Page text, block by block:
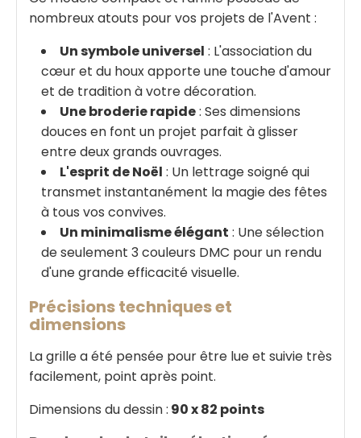
nombreux atouts pour vos projets de l'Avent :
Un symbole universel : L'association du
cœur et du houx apporte une touche d'amour
et de tradition à votre décoration.
Une broderie rapide: Ses dimensions
douces en font un projet parfait à glisser
entre deux grands ouvrages.
L'esprit de Noël : Un lettrage soigné qui
transmet instantanément la magie des fêtes
à tous vos convives.
Un minimalisme élégant : Une sélection
de seulement 3 couleurs DMC pour un rendu
d'une grande efficacité visuelle.
Précisions techniques et
dimensions
La grille a été pensée pour être lue et suivie très
facilement, point après point.
Dimensions du dessin : 90 x 82 points